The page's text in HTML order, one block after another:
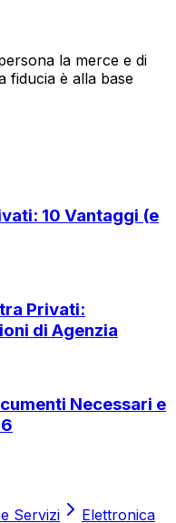
la merce e di
fiducia è alla base
10 Vantaggi (e
Privati:
di Agenzia
Necessari e
Servizi Elettronica